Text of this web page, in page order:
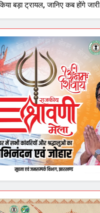
बड़ा ट्रायल, जानिए कब होंगे जारी